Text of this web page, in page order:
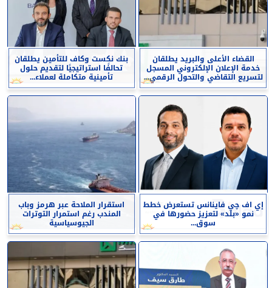
القضاء الأعلى والبريد يطلقان
خدمة الإعلان الإلكتروني المسجل
لتسريع التقاضي والتحول الرقمي...
بنك نكست وكاف للتأمين يطلقان
تحالفًا استراتيجيًا لتقديم حلول
تأمينية متكاملة لعملاء...
إي اف چي فاينانس تستعرض خطط
نمو «بلد» لتعزيز حضورها في
سوق...
استقرار الملاحة عبر هرمز وباب
المندب رغم استمرار التوترات
الجيوسياسية